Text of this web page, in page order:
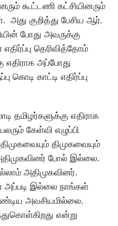
கூட்டணி கட்சியினரும்
அது குறித்து பேசிய ஆர்.
போது அவருக்கு
எதிர்ப்பு தெரிவித்தோம்
எதிராக அப்போது
கொடி காட்டி எதிர்ப்பு
தமிழர்களுக்கு எதிராக
கேள்வி எழுப்பி
திமுகவையும்
போல் இல்லை.
அதிமுகவினர்.
அப்படி இல்லை நாங்கள்
அவசியமில்லை.
என்று